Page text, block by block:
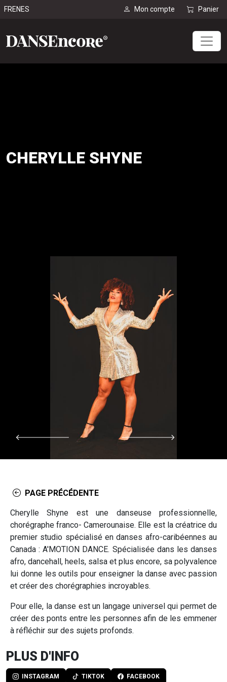
FREN ES Mon compte Panier
CHERYLLE SHYNE
PAGE PRÉCÉDENTE
Cherylle Shyne est une danseuse professionnelle,
chorégraphe franco- Camerounaise. Elle est la créatrice du
premier studio spécialisé en danses afro-caribéennes au
Canada : A'MOTION DANCE. Spécialisée dans les danses
afro, dancehall, heels, salsa et plus encore, sa polyvalence
lui donne les outils pour enseigner la danse avec passion
et créer des chorégraphies incroyables.
Pour elle, la danse est un langage universel qui permet de
créer des ponts entre les personnes afin de les emmener
à réfléchir sur des sujets profonds.
PLUS D'INFO
INSTAGRAM TIKTOK FACEBOOK